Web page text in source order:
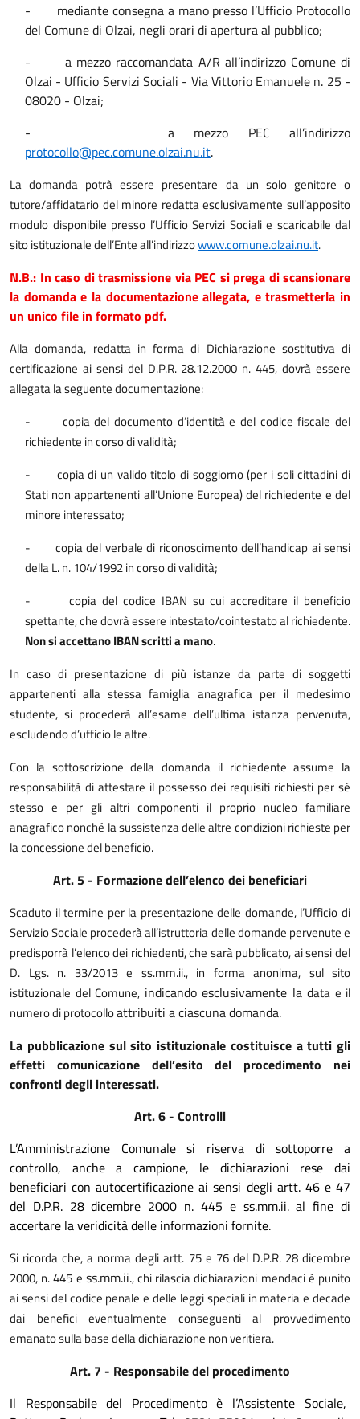
- mediante consegna a mano presso l’Ufficio Protocollo
del Comune di Olzai, negli orari di apertura al pubblico;
-a mezzo raccomandata A/R all’indirizzo Comune di
Olzai - Ufficio Servizi Sociali - Via Vittorio Emanuele n. 25 -
08020 - Olzai;
- a mezzo PEC all’indirizzo
protocollo@pec.comune.olzai.nu.it.
La domanda potrà essere presentare da un solo genitore o
tutore/affidatario del minore redatta esclusivamente sull’apposito
modulo disponibile presso l’Ufficio Servizi Sociali e scaricabile dal
sito istituzionale dell’Ente all’indirizzowww.comune.olzai.nu.it.
N.B.: In caso di trasmissione via PEC si prega di scansionare
la domanda e la documentazione allegata, e trasmetterla in
un unico file in formato pdf.
Alla domanda, redatta in forma di Dichiarazione sostitutiva di
certificazione ai sensi del D.P.R. 28.12.2000 n. 445, dovrà essere
allegata la seguente documentazione:
- copia del documento d’identità e del codice fiscale del
richiedente in corso di validità;
- copia di un valido titolo di soggiorno (per i soli cittadini di
Stati non appartenenti all’Unione Europea) del richiedente e del
minore interessato;
- copia del verbale di riconoscimento dell’handicap ai sensi
della L. n. 104/1992 in corso di validità;
-copia del codice IBAN su cui accreditare il beneficio
spettante, che dovrà essere intestato/cointestato al richiedente.
Non si accettano IBAN scritti a mano.
In caso di presentazione di più istanze da parte di soggetti
appartenenti alla stessa famiglia anagrafica per il medesimo
studente, si procederà all’esame dell’ultima istanza pervenuta,
escludendo d’ufficio le altre.
Con la sottoscrizione della domanda il richiedente assume la
responsabilità di attestare il possesso dei requisiti richiesti per sé
stesso e per gli altri componenti il proprio nucleo familiare
anagrafico nonché la sussistenza delle altre condizioni richieste per
la concessione del beneficio.
Art. 5 - Formazione dell’elenco dei beneficiari
Scaduto il termine per la presentazione delle domande, l’Ufficio di
Servizio Sociale procederà all’istruttoria delle domande pervenute e
predisporrà l’elenco dei richiedenti, che sarà pubblicato, aisensi del
D. Lgs. n. 33/2013 e ss.mm.ii., in forma anonima, sul sito
istituzionale del Comune, indicando esclusivamente la data e il
numero di protocolloattribuiti a ciascuna domanda.
La pubblicazione sul sito istituzionale costituisce a tutti gli
effetti comunicazione dell’esito del procedimento nei
confronti degli interessati.
Art. 6 - Controlli
L’Amministrazione Comunale si riserva di sottoporre a
controllo, anche a campione, le dichiarazioni rese dai
beneficiari con autocertificazione ai sensi degli artt. 46 e 47
del D.P.R. 28 dicembre 2000 n. 445 e ss.mm.ii. al fine di
accertare la veridicità delle informazioni fornite.
Si ricorda che, a norma degli artt. 75 e 76 del D.P.R. 28 dicembre
2000, n. 445 e ss.mm.ii., chi rilascia dichiarazioni mendaci è punito
ai sensi del codice penale e delle leggi speciali in materia e decade
dai benefici eventualmente conseguenti al provvedimento
emanato sulla base della dichiarazione non veritiera.
Art. 7 - Responsabile del procedimento
Il Responsabile del Procedimento è l’Assistente Sociale,